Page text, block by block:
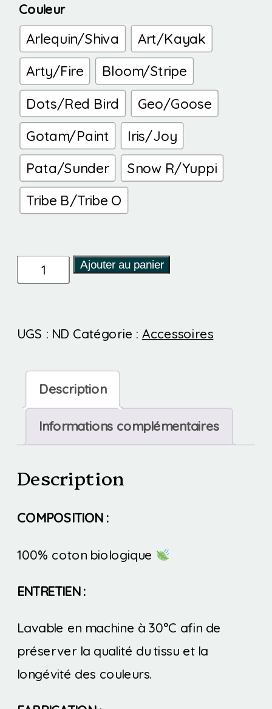
Couleur
Arlequin/Shiva
Art/Kayak
Arty/Fire
Bloom/Stripe
Dots/Red Bird
Geo/Goose
Gotam/Paint
Iris/Joy
Pata/Sunder
Snow R/Yuppi
Tribe B/Tribe O
quantité
de
-
taille
Ajouter au panier
UGS : ND Catégorie : Accessoires
Description
Informations complémentaires
Description
COMPOSITION :
100% coton biologique
ENTRETIEN :
Lavable en machine à 30°C afin de
préserver la qualité du tissu et la
longévité des couleurs.